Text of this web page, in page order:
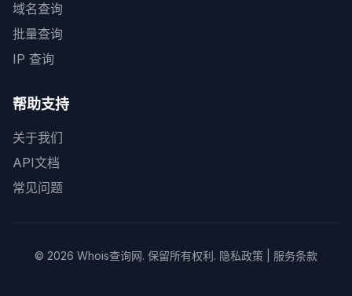
域名查询
批量查询
IP 查询
帮助支持
关于我们
API文档
常见问题
© 2026 Whois查询网. 保留所有权利. 隐私政策 服务条款